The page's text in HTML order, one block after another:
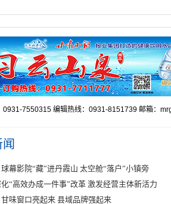
0931-7550315 编辑热线：0931-8151739 邮箱：
幕影院“藏”进丹霞山 太空舱“落户”小镇旁
“高效办成一件事”改革 激发经营主体新活力
味窗口亮起来 县域品牌强起来